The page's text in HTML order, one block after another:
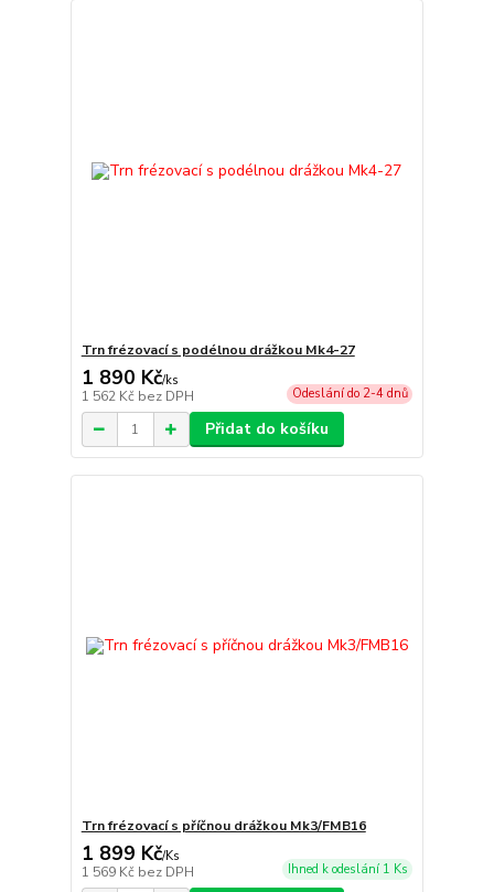
Trn frézovací s podélnou drážkou Mk4-27
1 890 Kč/ks
1 562 Kč bez DPH Odeslání do 2-4 dnů
Přidat do košíku
Trn frézovací s příčnou drážkou Mk3/FMB16
1 899 Kč/Ks
1 569 Kč bez DPH Ihned k odeslání 1 Ks